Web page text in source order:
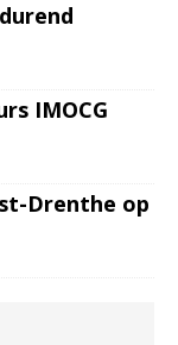
IMOCG
Drenthe op